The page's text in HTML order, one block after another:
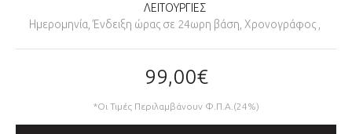
ΛΕΙΤΟΥΡΓΙΕΣ
Ημερομηνία, Ένδειξη ώρας σε 24ωρη βάση, Χρονογράφος ,
99,00€
*Οι Τιμές Περιλαμβάνουν Φ.Π.Α.(24%)